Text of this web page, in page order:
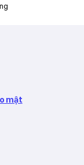
mật